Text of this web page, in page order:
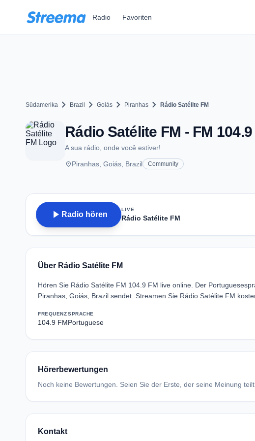
Radio Favoriten
Südamerika chevron_right Brazil chevron_right Goiás chevron_right Piranhas chevron_right Rádio Satélite FM
Rádio Satélite FM - FM
A sua rádio, onde você estiver!
placePiranhas, Goiás, Brazil Community
play_arrow Radio hören
LIVE
Rádio Satélite FM
Über Rádio Satélite FM
Hören Sie Rádio Satélite FM 104.9 FM live online. Der
Piranhas, Goiás, Brazil sendet. Streamen Sie Rádio Satélite FM
FREQUENZ
104.9 FM
SPRACHE
Portuguese
Hörerbewertungen
Noch keine Bewertungen. Seien Sie der Erste, der seine Meinung
Kontakt